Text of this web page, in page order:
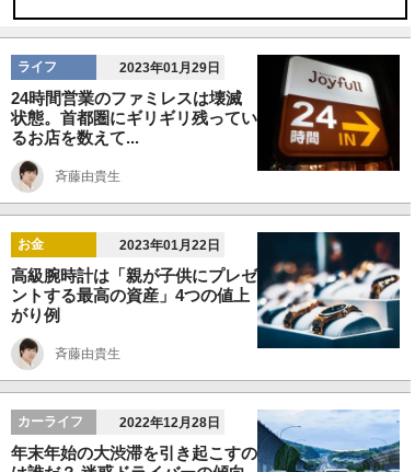
ライフ 2023年01月29日
24時間営業のファミレスは壊滅
状態。首都圏にギリギリ残ってい
るお店を数えて...
斉藤由貴生
お金 2023年01月22日
高級腕時計は「親が子供にプレゼ
ントする最高の資産」4つの値上
がり例
斉藤由貴生
カーライフ 2022年12月28日
年末年始の大渋滞を引き起こすの